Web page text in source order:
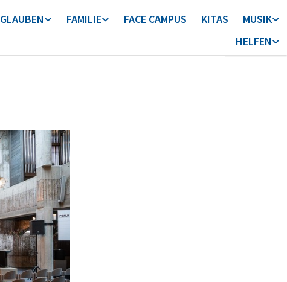
GLAUBEN FAMILIE FACE CAMPUS KITAS
MUSIK
HELFEN